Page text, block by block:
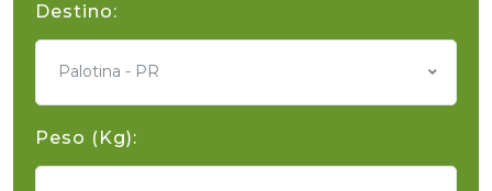
Destino:
Palotina - PR
Peso (Kg):